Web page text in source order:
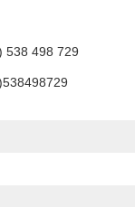
538 498 729